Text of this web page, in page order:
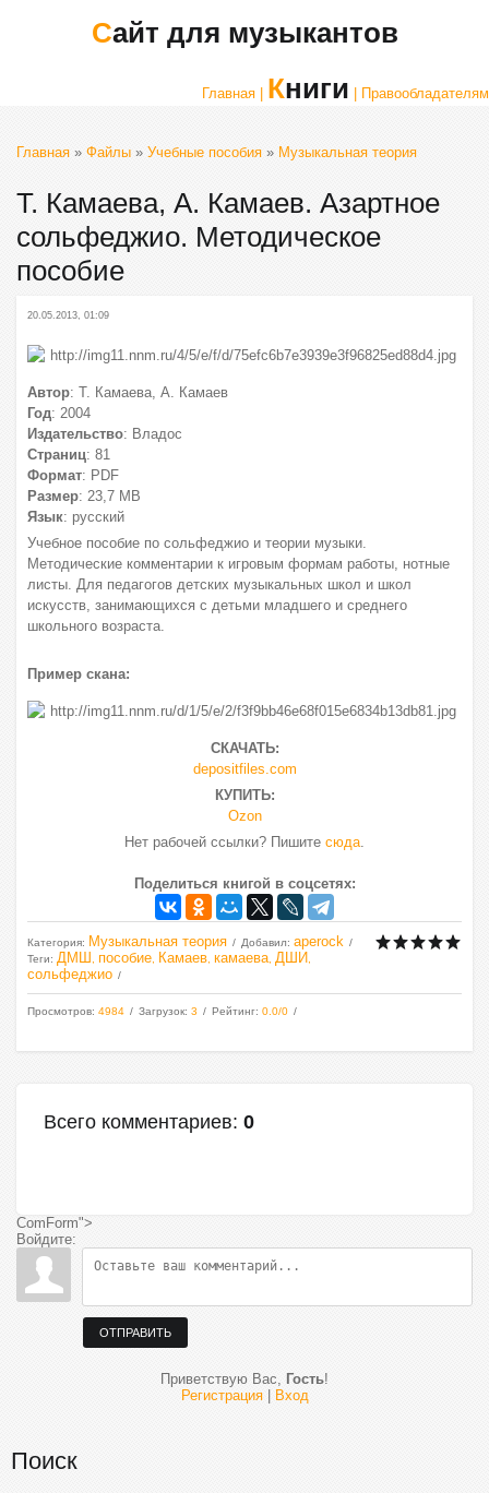
Сайт для музыкантов
Главная | Книги | Правообладателям
Главная » Файлы » Учебные пособия » Музыкальная теория
Т. Камаева, А. Камаев. Азартное
сольфеджио. Методическое
пособие
20.05.2013, 01:09
Автор: Т. Камаева, А. Камаев
Год: 2004
Издательство: Владос
Страниц: 81
Формат: PDF
Размер: 23,7 МВ
Язык: русский
Учебное пособие по сольфеджио и теории музыки.
Методические комментарии к игровым формам работы, нотные
листы. Для педагогов детских музыкальных школ и школ
искусств, занимающихся с детьми младшего и среднего
школьного возраста.
Пример скана:
СКАЧАТЬ:
depositfiles.com
КУПИТЬ:
Ozon
Нет рабочей ссылки? Пишите сюда.
Поделиться книгой в соцсетях:
Категория: Музыкальная теория Добавил: aperock
Теги: ДМШ пособие Камаев камаева ДШИ
сольфеджио
Просмотров: 4984 Загрузок: 3 Рейтинг: 0.0/0
Всего комментариев: 0
ComForm">
Войдите:
ОТПРАВИТЬ
Приветствую Вас, Гость!
Регистрация| Вход
Поиск